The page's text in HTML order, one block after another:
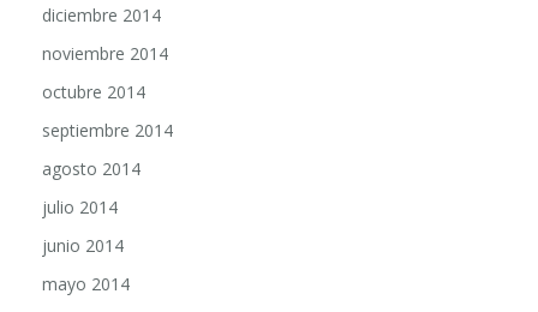
diciembre 2014
noviembre 2014
octubre 2014
septiembre 2014
agosto 2014
julio 2014
junio 2014
mayo 2014